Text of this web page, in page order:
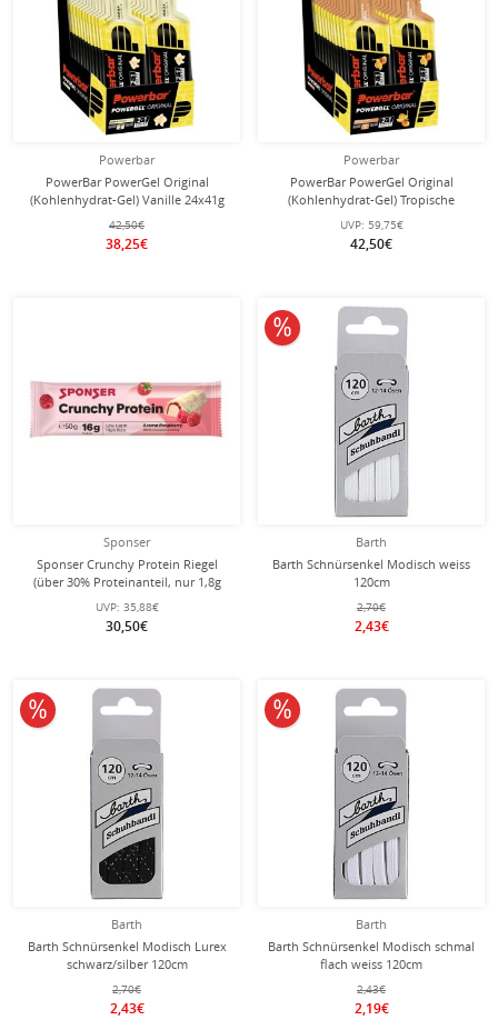
Powerbar
PowerBar PowerGel Original
(Kohlenhydrat-Gel) Vanille 24x41g
Box
42,50€
38,25€
Powerbar
PowerBar PowerGel Original
(Kohlenhydrat-Gel) Tropische
Früchte 24x41g Box
UVP: 59,75€
42,50€
Sponser
Sponser Crunchy Protein Riegel
(über 30% Proteinanteil, nur 1,8g
Zucker pro Riegel) Himbeere 12x50g
Box
UVP: 35,88€
30,50€
Barth
Barth Schnürsenkel Modisch weiss
120cm
2,70€
2,43€
10% reduziert
Barth
Barth Schnürsenkel Modisch Lurex
schwarz/silber 120cm
2,70€
2,43€
10% reduziert
Barth
Barth Schnürsenkel Modisch schmal
flach weiss 120cm
2,43€
2,19€
10% reduziert